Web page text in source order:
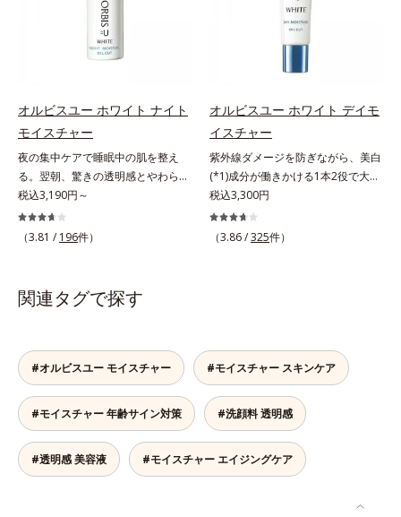
ーラ化成研究所調べ）
タイプ（普通肌～乾性肌）*1 γ－グ
ルタミン酸ポリペプチド、２－メタ
クリロイルオキシエチルホスホリル
コリン・メタクリル酸ブチル共重合
ミ・ソバカスを防ぐ*3 日本化粧品
業界で初めてメラニンの第三のルー
トに着目し、日本放射線影響学会第
53回大会で2010年10月に初めて発
表したこと*4 うるおいにより透明
感のある肌*5 うるおいによる*6 メ
ラノサイトまで*7 シミ・ソバカス
が肌表面にあらわれること*8 L-ア
透明感のなさなどの「面」での透明
感を阻害する原因を引き起こしてい
ることがわかりました。そこでオル
ビス ブライト シリーズは「メラニ
タミンC(*7)」を採用。肌奥(*6)まで
浸透し、シミやソバカスの原因とな
るメラニンの生成を食い止めます。
またオルビス独自成分の「ブライト
VCコンプレックス(*8)」が、透明感
を阻害する原因(*9)にアプローチし
ます。さらに肌表面のなめらかさや
みずみずしさをサポートするため
透明感を包括的にサポート。全方位
ケアのアプローチによって、肌本来
プ（脂性肌～普通肌）M＝しっとり
タイプ（普通肌～乾性肌）*1 シ
ミ・ソバカスが肌表面にあらわれる
こと*2 メラニンの生成を抑え、シ
ミ・ソバカスを防ぐ*3 うるおいに
よる透明感のある肌*4 日本化粧品
業界で初めてメラニンの第三のルー
ローチして、澄みわたる美肌を目指
します。*1 年齢を重ねた肌*2 メラ
ニンが過剰に生成する状態*3 メラ
ニンの生成を抑え、シミ・ソバカス
オルビスユー ホワイト ナイト
モイスチャー
夜の集中ケアで睡眠中の肌を整え
る。翌朝、驚きの透明感とやわらか
さを感じて。若々しく透明感のある
美肌を構成する要素と、年齢肌(*1)
のメラニン生成にアプローチして、
の理論を応用し、全方位的に肌の底
上げを図ります。さらに、シミと年
齢肌の“メラニンメタボ(*2)”にアプ
ローチして、澄みわたる美肌を目指
します。*1 年齢を重ねた肌*2 メラ
ニンが過剰に生成する状態
税込3,190円～
（3.81 / 196件）
オルビスユー ホワイト デイモ
イスチャー
紫外線ダメージを防ぎながら、美白
(*1)成分が働きかける1本2役で大人
の肌を守りぬく。若々しく透明感の
ある美肌を構成する要素と、年齢肌
(*2)のメラニン生成にアプローチし
な年齢肌の“メラニンメタボ(*3)”に
アプローチして、澄みわたる美肌を
目指します。*1 メラニンの生成を
抑え、シミ・ソバカスを防ぐ*2 年
齢を重ねた肌*3 メラニンが過剰に
生成する状態
税込3,300円
（3.86 /325件）
関連タグで探す
#オルビスユー モイスチャー #モイスチャー スキンケア
#モイスチャー 年齢サイン対策 #洗顔料 透明感
#透明感 美容液 #モイスチャー エイジングケア